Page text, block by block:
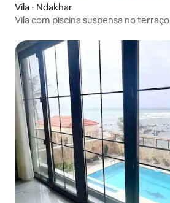
Vila ⋅ Ndakhar
Vila com piscina suspensa no terraço